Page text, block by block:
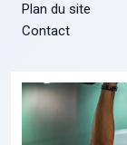
Plan du site
Contact